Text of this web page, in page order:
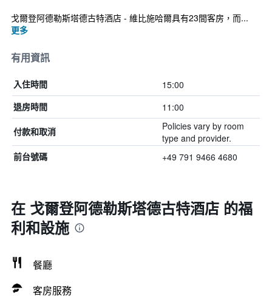
戈爾登阿德勒斯塔德古特酒店 - 維比施哈爾具有23間客房，而...
更多
有用資訊
入住時間 15:00
退房時間 11:00
付款和取消
Policies vary by room
type and provider.
前台號碼 +49 791 9466 4680
在 戈爾登阿德勒斯塔德古特酒店 的福
利和設施
餐廳
客房服務